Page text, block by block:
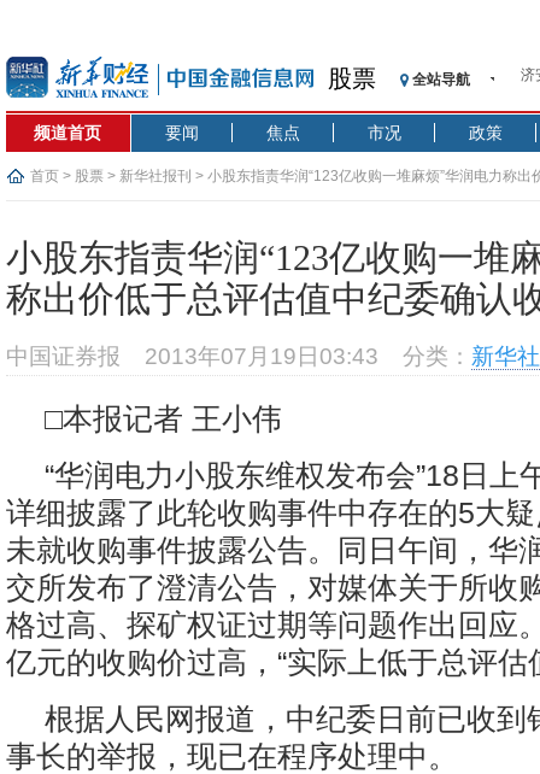
股票 全站导航
【
记
济
央
基
恒
频道首页 要闻 焦点 市况 政策
首页 > 股票 > 新华社报刊 > 小股东指责华润“123亿收购一堆麻烦”华润电力称
小股东指责华润“123亿收购一堆
称出价低于总评估值中纪委确认
中国证券报 2013年07月19日03:43 分类： 新华
□本报记者 王小伟
“华润电力小股东维权发布会”18日上
详细披露了此轮收购事件中存在的5大
未就收购事件披露公告。同日午间，华
交所发布了澄清公告，对媒体关于所收
格过高、探矿权证过期等问题作出回应
亿元的收购价过高，“实际上低于总评估
根据人民网报道，中纪委日前已收到
事长的举报，现已在程序处理中。